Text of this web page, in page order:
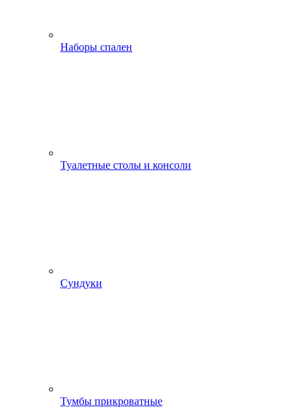
Наборы спален
Туалетные столы и консоли
Сундуки
Тумбы прикроватные